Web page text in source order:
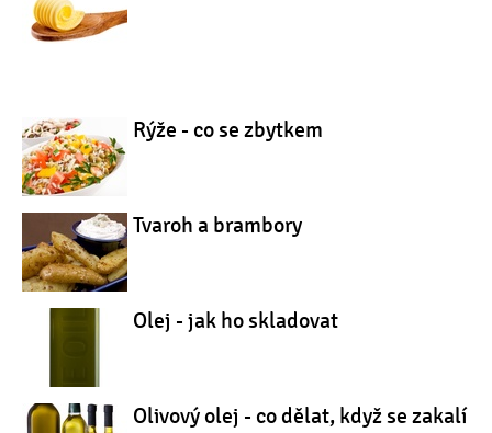
Rýže - co se zbytkem
Tvaroh a brambory
Olej - jak ho skladovat
Olivový olej - co dělat, když se zakalí